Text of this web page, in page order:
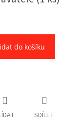
do košíku
SDÍLET